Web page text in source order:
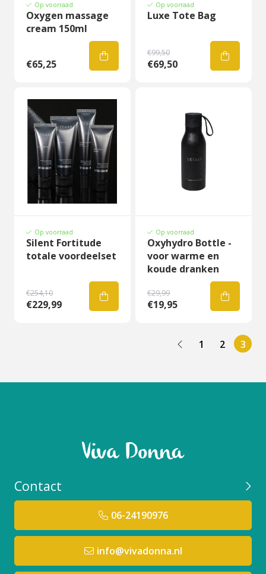
Op voorraad
Oxygen massage
cream 150ml
€65,25
Op voorraad
Luxe Tote Bag
€99,50
€69,50
Op voorraad
Silent Fortitude
totale voordeelset
€254,10
€229,99
Op voorraad
Oxyhydro Bottle -
voor warme en
koude dranken
€29,99
€19,95
1 2 3
Contact
06-24190976
info@vivadonna.nl